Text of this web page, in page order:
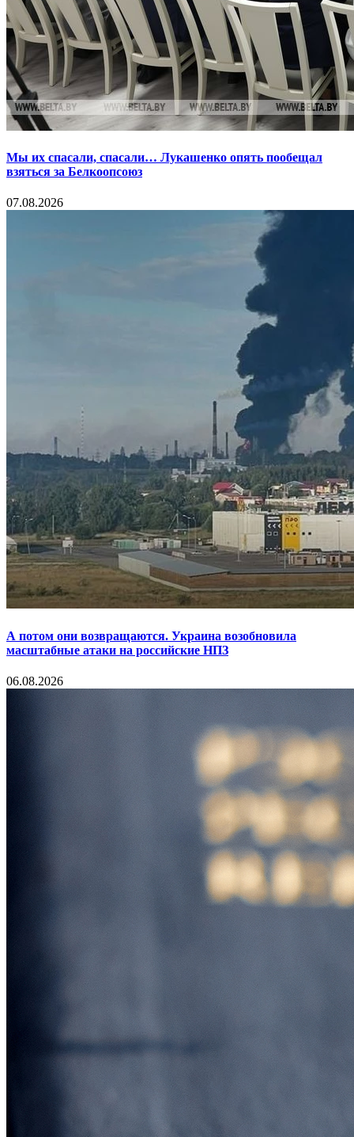
Мы их спасали, спасали… Лукашенко опять пообещал
взяться за Белкоопсоюз
07.08.2026
А потом они возвращаются. Украина возобновила
масштабные атаки на российские НПЗ
06.08.2026